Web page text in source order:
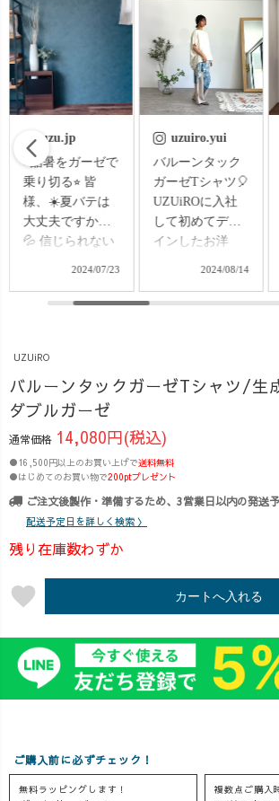
uzuiro.yui
バルーンタック
ガーゼTシャツ🎈
UZUiROに入社
して初めてデザ
インしたお洋
できてとても嬉
尻、気になる部
分をフルカバー
できるようなデ
ザインにするた
め、着丈やシル
エットにこだわ
りました✏️ ゆと
りのあるシルエ
ットなので汗ば
り付かずストレ
スフリーで着て
いただけます♪
前はタックイン
してもそのまま
ガバッと1枚でも
様になりますよ
Tシャツで素敵な
夏を過ごしてみ
ては？？ #uzuiro
2024/08/14
uzu.jp
＼新色パープル
登場！／ バルー
ンタックガーゼT
シャツ（2024リ
ニューアル版）
ツが、着心地・
OREOが遊び心
も仲間入り。 草
木染めでは出せ
ないラベンダー
カラーが魅力で
気性◎で汗ばむ
日も快適 ✔️ シン
プルだけど、大
人可愛いデザイ
ン 人気次第
で、定番化もあ
るかも？！ 数量
#限定カラー #リ
ニューアル
2025/06/07
UZUiRO
バルーンタックガーゼTシャツ/生
ダブルガーゼ
通常価格 14,080円(税込)
●16,500円以上のお買い上げで送料無料
●はじめてのお買い物で200ptプレゼント
ご注文後製作・準備するため、3営業日以内の発送予
配送予定日を詳しく検索 〉
残り在庫数わずか
favorite カートへ入れる
ご購入前に必ずチェック！
無料ラッピングします！ 複数点ご購入